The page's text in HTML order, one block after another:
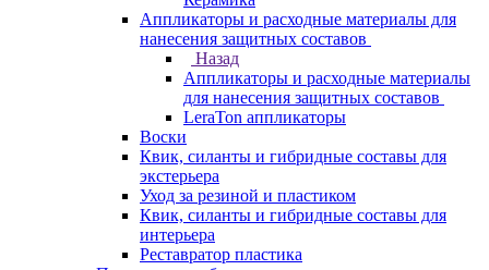
Аппликаторы и расходные материалы для
нанесения защитных составов
Назад
Аппликаторы и расходные материалы
для нанесения защитных составов
LeraTon аппликаторы
Воски
Квик, силанты и гибридные составы для
экстерьера
Уход за резиной и пластиком
Квик, силанты и гибридные составы для
интерьера
Реставратор пластика